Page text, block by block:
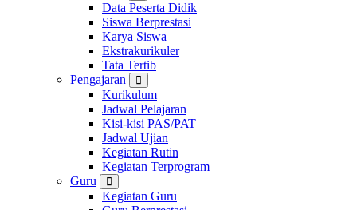
Data Peserta Didik
Siswa Berprestasi
Karya Siswa
Ekstrakurikuler
Tata Tertib
Pengajaran
Kurikulum
Jadwal Pelajaran
Kisi-kisi PAS/PAT
Jadwal Ujian
Kegiatan Rutin
Kegiatan Terprogram
Guru
Kegiatan Guru